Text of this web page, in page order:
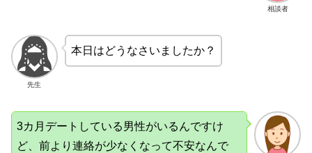
相談者
先生
本日はどうなさいましたか？
3カ月デートしている男性がいるんですけ
ど、前より連絡が少なくなって不安なんで